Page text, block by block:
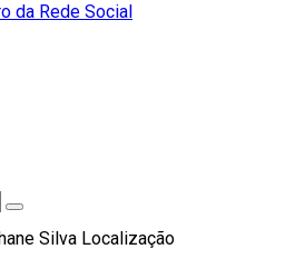
da Rede Social
Silva Localização